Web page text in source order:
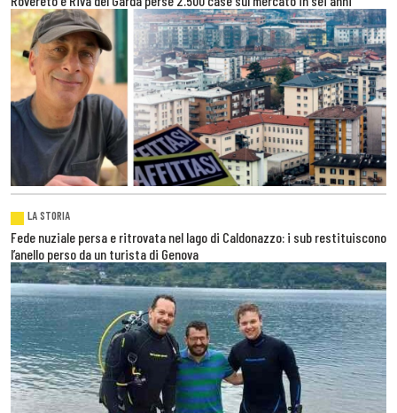
LA STORIA
Fede nuziale persa e ritrovata nel lago di Caldonazzo: i sub restituiscono
l’anello perso da un turista di Genova